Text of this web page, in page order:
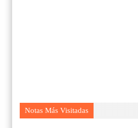
Notas Más Visitadas